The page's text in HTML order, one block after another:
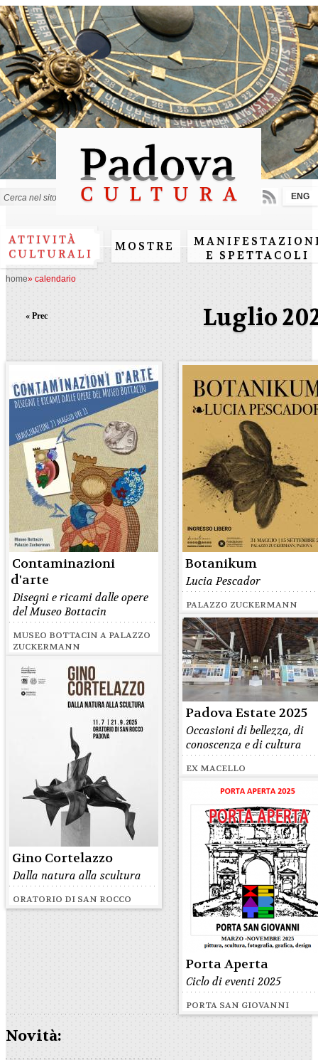
Salta al
contenuto
principale
ATTIVITÀ
CULTURALI
MOSTRE
E SPETTACOLI
ENG
home» calendario
Luglio
« Prec
Contaminazioni
d'arte
Disegni e ricami dalle opere
del Museo Bottacin
MUSEO BOTTACIN A PALAZZO
ZUCKERMANN
Botanikum
Lucia Pescador
PALAZZO ZUCKERMANN
Padova Estate 2025
Occasioni di bellezza, di
conoscenza e di cultura
EX MACELLO
Gino Cortelazzo
Dalla natura alla scultura
ORATORIO DI SAN ROCCO
Porta Aperta
Ciclo di eventi 2025
PORTA SAN GIOVANNI
Novità: